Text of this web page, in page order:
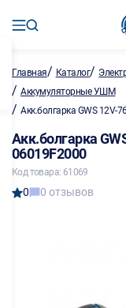
Главная/ Каталог/
/ Аккумуляторные УШМ
/ Акк.болгарка GWS 12V-
Акк.болгарка
06019F2000
Код товара: 61069
0 0 отзывов